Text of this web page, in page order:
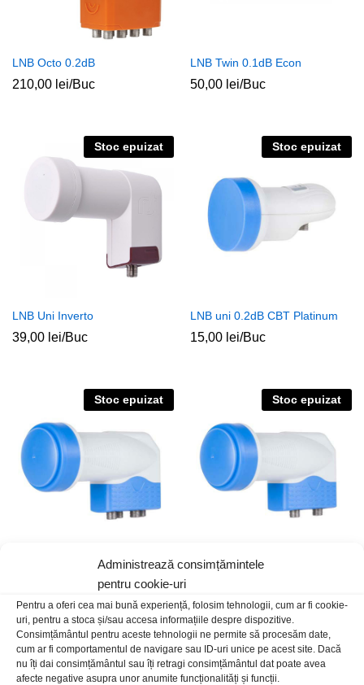
Administrează consimțămintele
pentru cookie-uri
Pentru a oferi cea mai bună experiență, folosim tehnologii, cum ar fi cookie-
uri, pentru a stoca și/sau accesa informațiile despre dispozitive.
Consimțământul pentru aceste tehnologii ne permite să procesăm date,
cum ar fi comportamentul de navigare sau ID-uri unice pe acest site. Dacă
nu îți dai consimțământul sau îți retragi consimțământul dat poate avea
afecte negative asupra unor anumite funcționalități și funcții.
LNB Octo 0.2dB
210,00 lei/Buc
LNB Twin 0.1dB Econ
50,00 lei/Buc
Stoc epuizat
LNB Uni Inverto
39,00 lei/Buc
Stoc epuizat
LNB uni 0.2dB CBT Platinum
15,00 lei/Buc
Stoc epuizat
LNB Quattro 0.2dB CBT
63,00 lei/Buc
Stoc epuizat
LNB Twin 0.2dB CBT Platinum
Stoc epuizat Stoc epuizat